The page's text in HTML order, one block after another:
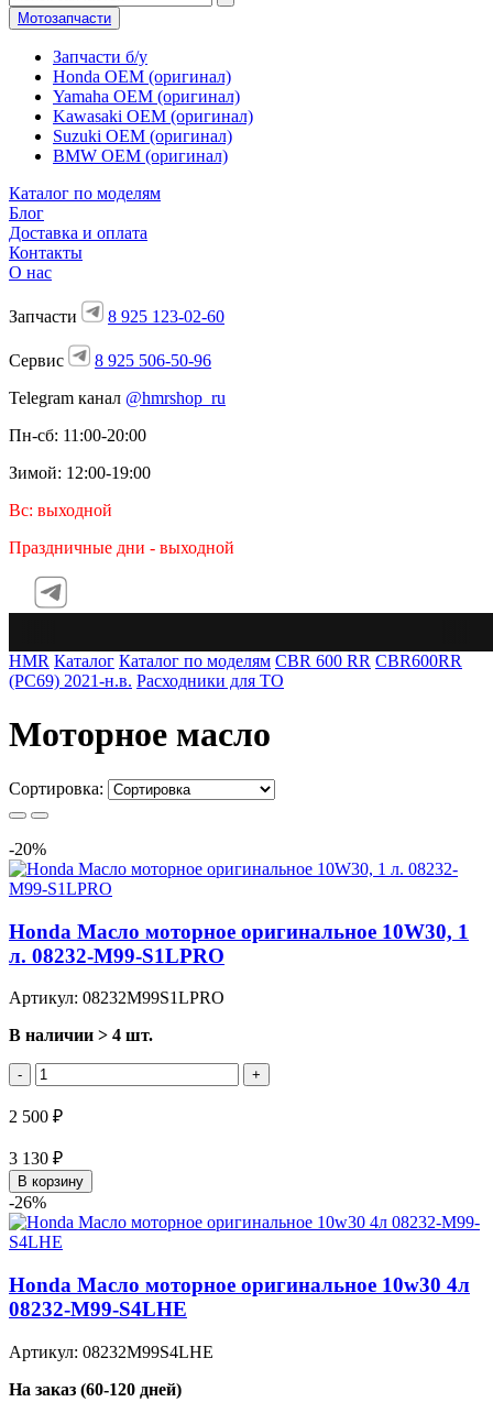
Мотозапчасти
Запчасти б/у
Honda OEM (оригинал)
Yamaha OEM (оригинал)
Kawasaki OEM (оригинал)
Suzuki OEM (оригинал)
BMW OEM (оригинал)
Каталог по моделям
Блог
Доставка и оплата
Контакты
О нас
Запчасти 8 925 123-02-60
Сервис
8 925 506-50-96
Telegram канал @hmrshop_ru
Пн-сб: 11:00-20:00
Зимой: 12:00-19:00
Вс: выходной
Праздничные дни - выходной
HMR Каталог Каталог по моделям CBR 600 RR CBR600RR
(PC69) 2021-н.в. Расходники для ТО
Моторное масло
Сортировка:
-20%
Honda Масло моторное оригинальное 10W30, 1
л. 08232-M99-S1LPRO
Артикул: 08232M99S1LPRO
В наличии > 4 шт.
- +
2 500 ₽
3 130 ₽
В корзину
-26%
Honda Масло моторное оригинальное 10w30 4л
08232-M99-S4LHE
Артикул: 08232M99S4LHE
На заказ (60-120 дней)